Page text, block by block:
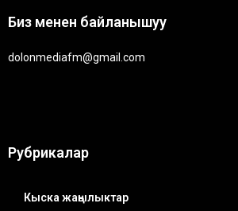
Биз менен байланышуу
dolonmediafm@gmail.com
Рубрикалар
Кыска жаңылыктар